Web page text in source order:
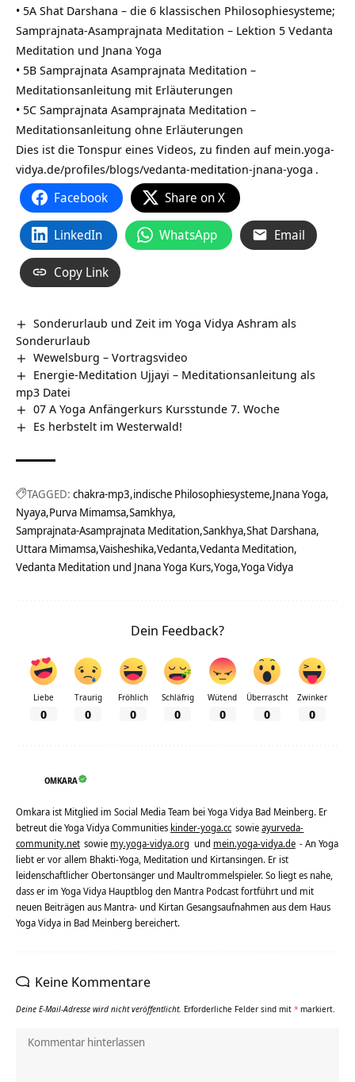
• 5A Shat Darshana – die 6 klassischen Philosophiesysteme;
Samprajnata-Asamprajnata Meditation – Lektion 5 Vedanta
Meditation und Jnana Yoga
• 5B Samprajnata Asamprajnata Meditation –
Meditationsanleitung mit Erläuterungen
• 5C Samprajnata Asamprajnata Meditation –
Meditationsanleitung ohne Erläuterungen
Dies ist die Tonspur eines Videos, zu finden auf mein.yoga-
vidya.de/profiles/blogs/vedanta-meditation-jnana-yoga .
Facebook Share on X
LinkedIn WhatsApp Email
Copy Link
Sonderurlaub und Zeit im Yoga Vidya Ashram als
Sonderurlaub
Wewelsburg‏‎ – Vortragsvideo
Energie-Meditation Ujjayi – Meditationsanleitung als
mp3 Datei
07 A Yoga Anfängerkurs Kursstunde 7. Woche
Es herbstelt im Westerwald!
TAGGED: chakra-mp3 indische Philosophiesysteme Jnana Yoga
Nyaya Purva Mimamsa Samkhya
Samprajnata-Asamprajnata Meditation Sankhya Shat Darshana
Uttara Mimamsa Vaisheshika Vedanta Vedanta Meditation
Vedanta Meditation und Jnana Yoga Kurs Yoga Yoga Vidya
Dein Feedback?
Liebe
0
Traurig
0
Fröhlich
0
Schläfrig
0
Wütend
0
Überrascht
0
Zwinker
0
OMKARA
Omkara ist Mitglied im Social Media Team bei Yoga Vidya Bad Meinberg. Er
betreut die Yoga Vidya Communities kinder-yoga.cc sowieayurveda-
community.net sowie my.yoga-vidya.org und mein.yoga-vidya.de - An Yoga
liebt er vor allem Bhakti-Yoga, Meditation und Kirtansingen. Er ist
leidenschaftlicher Obertonsänger und Maultrommelspieler. So liegt es nahe,
dass er im Yoga Vidya Hauptblog den Mantra Podcast fortführt und mit
neuen Beiträgen aus Mantra- und Kirtan Gesangsaufnahmen aus dem Haus
Yoga Vidya in Bad Meinberg bereichert.
Keine Kommentare
Deine E-Mail-Adresse wird nicht veröffentlicht. Erforderliche Felder sind mit * markiert.